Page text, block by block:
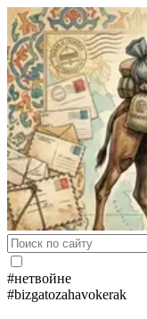
#нетвойне
#bizgatozahavokerak